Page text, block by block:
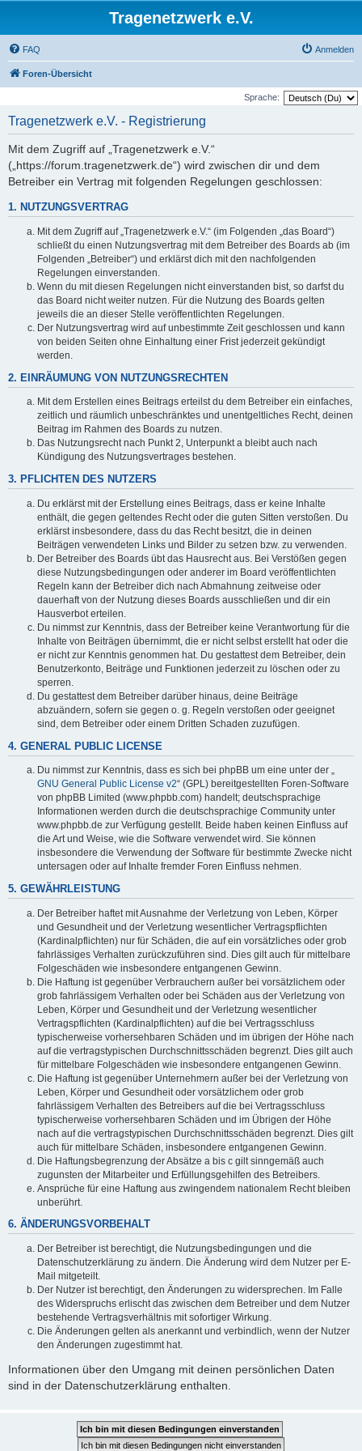
Tragenetzwerk e.V.
FAQ Anmelden
Foren-Übersicht
Sprache:
Tragenetzwerk e.V. - Registrierung
Mit dem Zugriff auf „Tragenetzwerk e.V.“
(„https://forum.tragenetzwerk.de“) wird zwischen dir und dem
Betreiber ein Vertrag mit folgenden Regelungen geschlossen:
1. NUTZUNGSVERTRAG
Mit dem Zugriff auf „Tragenetzwerk e.V.“ (im Folgenden „das Board“)
schließt du einen Nutzungsvertrag mit dem Betreiber des Boards ab (im
Folgenden „Betreiber“) und erklärst dich mit den nachfolgenden
Regelungen einverstanden.
Wenn du mit diesen Regelungen nicht einverstanden bist, so darfst du
das Board nicht weiter nutzen. Für die Nutzung des Boards gelten
jeweils die an dieser Stelle veröffentlichten Regelungen.
Der Nutzungsvertrag wird auf unbestimmte Zeit geschlossen und kann
von beiden Seiten ohne Einhaltung einer Frist jederzeit gekündigt
werden.
2. EINRÄUMUNG VON NUTZUNGSRECHTEN
Mit dem Erstellen eines Beitrags erteilst du dem Betreiber ein einfaches,
zeitlich und räumlich unbeschränktes und unentgeltliches Recht, deinen
Beitrag im Rahmen des Boards zu nutzen.
Das Nutzungsrecht nach Punkt 2, Unterpunkt a bleibt auch nach
Kündigung des Nutzungsvertrages bestehen.
3. PFLICHTEN DES NUTZERS
Du erklärst mit der Erstellung eines Beitrags, dass er keine Inhalte
enthält, die gegen geltendes Recht oder die guten Sitten verstoßen. Du
erklärst insbesondere, dass du das Recht besitzt, die in deinen
Beiträgen verwendeten Links und Bilder zu setzen bzw. zu verwenden.
Der Betreiber des Boards übt das Hausrecht aus. Bei Verstößen gegen
diese Nutzungsbedingungen oder anderer im Board veröffentlichten
Regeln kann der Betreiber dich nach Abmahnung zeitweise oder
dauerhaft von der Nutzung dieses Boards ausschließen und dir ein
Hausverbot erteilen.
Du nimmst zur Kenntnis, dass der Betreiber keine Verantwortung für die
Inhalte von Beiträgen übernimmt, die er nicht selbst erstellt hat oder die
er nicht zur Kenntnis genommen hat. Du gestattest dem Betreiber, dein
Benutzerkonto, Beiträge und Funktionen jederzeit zu löschen oder zu
sperren.
Du gestattest dem Betreiber darüber hinaus, deine Beiträge
abzuändern, sofern sie gegen o. g. Regeln verstoßen oder geeignet
sind, dem Betreiber oder einem Dritten Schaden zuzufügen.
4. GENERAL PUBLIC LICENSE
Du nimmst zur Kenntnis, dass es sich bei phpBB um eine unter der „
GNU General Public License v2“ (GPL) bereitgestellten Foren-Software
von phpBB Limited (www.phpbb.com) handelt; deutschsprachige
Informationen werden durch die deutschsprachige Community unter
www.phpbb.de zur Verfügung gestellt. Beide haben keinen Einfluss auf
die Art und Weise, wie die Software verwendet wird. Sie können
insbesondere die Verwendung der Software für bestimmte Zwecke nicht
untersagen oder auf Inhalte fremder Foren Einfluss nehmen.
5. GEWÄHRLEISTUNG
Der Betreiber haftet mit Ausnahme der Verletzung von Leben, Körper
und Gesundheit und der Verletzung wesentlicher Vertragspflichten
(Kardinalpflichten) nur für Schäden, die auf ein vorsätzliches oder grob
fahrlässiges Verhalten zurückzuführen sind. Dies gilt auch für mittelbare
Folgeschäden wie insbesondere entgangenen Gewinn.
Die Haftung ist gegenüber Verbrauchern außer bei vorsätzlichem oder
grob fahrlässigem Verhalten oder bei Schäden aus der Verletzung von
Leben, Körper und Gesundheit und der Verletzung wesentlicher
Vertragspflichten (Kardinalpflichten) auf die bei Vertragsschluss
typischerweise vorhersehbaren Schäden und im übrigen der Höhe nach
auf die vertragstypischen Durchschnittsschäden begrenzt. Dies gilt auch
für mittelbare Folgeschäden wie insbesondere entgangenen Gewinn.
Die Haftung ist gegenüber Unternehmern außer bei der Verletzung von
Leben, Körper und Gesundheit oder vorsätzlichem oder grob
fahrlässigem Verhalten des Betreibers auf die bei Vertragsschluss
typischerweise vorhersehbaren Schäden und im Übrigen der Höhe
nach auf die vertragstypischen Durchschnittsschäden begrenzt. Dies gilt
auch für mittelbare Schäden, insbesondere entgangenen Gewinn.
Die Haftungsbegrenzung der Absätze a bis c gilt sinngemäß auch
zugunsten der Mitarbeiter und Erfüllungsgehilfen des Betreibers.
Ansprüche für eine Haftung aus zwingendem nationalem Recht bleiben
unberührt.
6. ÄNDERUNGSVORBEHALT
Der Betreiber ist berechtigt, die Nutzungsbedingungen und die
Datenschutzerklärung zu ändern. Die Änderung wird dem Nutzer per E-
Mail mitgeteilt.
Der Nutzer ist berechtigt, den Änderungen zu widersprechen. Im Falle
des Widerspruchs erlischt das zwischen dem Betreiber und dem Nutzer
bestehende Vertragsverhältnis mit sofortiger Wirkung.
Die Änderungen gelten als anerkannt und verbindlich, wenn der Nutzer
den Änderungen zugestimmt hat.
Informationen über den Umgang mit deinen persönlichen Daten
sind in der Datenschutzerklärung enthalten.